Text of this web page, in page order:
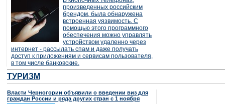
произведенных российским
брендом, была обнаружена
встроенная уязвимость. С
помощью этого программного
обеспечения можно управлять
устройством удаленно через
интернет - рассылать спам и даже получать
доступ к приложениям и сервисам пользователя,
в том числе банковские.
ТУРИЗМ
Власти Черногории объявили о введении виз для
граждан России и ряда других стран с 1 ноября